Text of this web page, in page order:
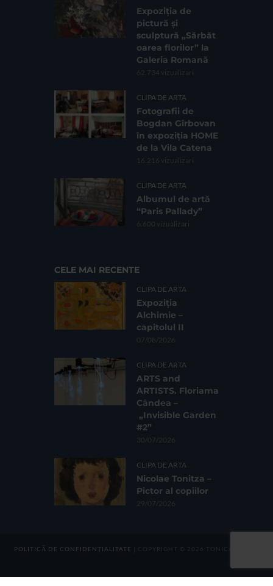
Expoziția de
pictură și
sculptură „Sărbăt
oarea florilor” la
Galeria Romană
62.734 vizualizari
CLIPA DE ARTA
Fotografii de
Bogdan Gîrbovan
în expoziția HOME
de la Vila Catena
16.216 vizualizari
CLIPA DE ARTA
Albumul de artă
“Paris Pallady”
6.600 vizualizari
CELE MAI RECENTE
CLIPA DE ARTA
Expoziția
Alchimie –
capitolul II
07/08/2026
CLIPA DE ARTA
ARTS and
ARTISTS. Floriama
Cândea –
„Invisible Garden
#2”
30/07/2026
CLIPA DE ARTA
Nicolae Tonitza –
Pictor al copiilor
29/07/2026
POLITICĂ DE CONFIDENȚIALITATE | COPYRIGHT © 2026 TONICA GROUP